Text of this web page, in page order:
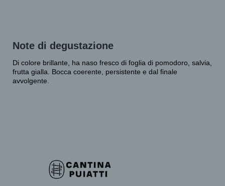
Note di degustazione
Di colore brillante, ha naso fresco di foglia di pomodoro, salvia,
frutta gialla. Bocca coerente, persistente e dal finale
avvolgente.